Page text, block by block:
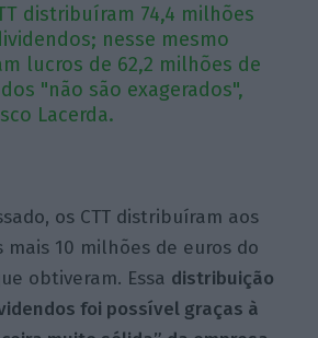
distribuíram 74,4 milhões
nesse mesmo
lucros de 62,2 milhões de
"não são exagerados",
Lacerda.
os CTT distribuíram aos
mais 10 milhões de euros do
obtiveram. Essa distribuição
foi possível graças à